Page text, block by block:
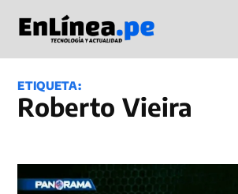
contenido
en Línea
ETIQUETA:
Roberto Vieira